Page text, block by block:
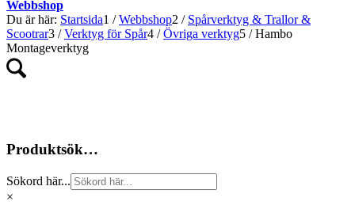
Webbshop
Du är här: Startsida1 / Webbshop2 / Spårverktyg & Trallor &
Scootrar3 / Verktyg för Spår4 / Övriga verktyg5 / Hambo
Montageverktyg
Produktsök…
Sökord här...
×